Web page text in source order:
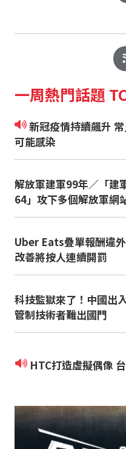
一周熱門話題
新冠疫情持續飆升 常見八大症狀 沒發燒也
可能感染
解放軍建軍99年／「建
64」攻下多個解放軍網
Uber Eats疊單報酬違
改善將按人連續開罰
科技監獄來了！中國出
管制技術者難出國門
HTC打造虛擬偶像